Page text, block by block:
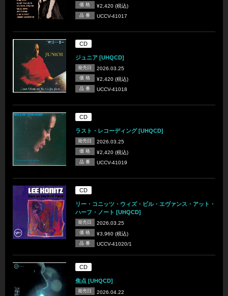
価 格 ¥2,420 (税込)
品 番 UCCV-41017
CD
ジュニア [UHQCD]
発売日 2026.03.25
価 格 ¥2,420 (税込)
品 番 UCCV-41018
CD
ラスト・レコーディング [UHQCD]
発売日 2026.03.25
価 格 ¥2,420 (税込)
品 番 UCCV-41019
CD
リー・コニッツ・ウィズ・ビル・エヴァンス・アット・
ハーフ・ノート [UHQCD]
発売日 2026.03.25
価 格 ¥3,960 (税込)
品 番 UCCV-41020/1
CD
焦点 [UHQCD]
発売日 2026.04.22